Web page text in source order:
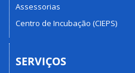
Assessorias
Centro de Incubação (CIEPS)
SERVIÇOS